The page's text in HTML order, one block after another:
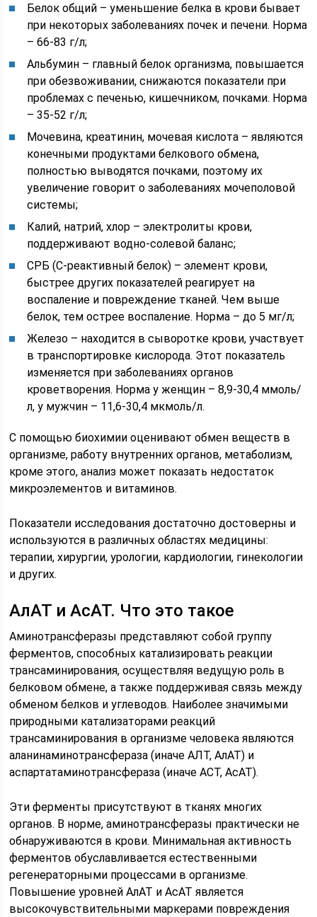
Белок общий – уменьшение белка в крови бывает
при некоторых заболеваниях почек и печени. Норма
– 66-83 г/л;
Альбумин – главный белок организма, повышается
при обезвоживании, снижаются показатели при
проблемах с печенью, кишечником, почками. Норма
– 35-52 г/л;
Мочевина, креатинин, мочевая кислота – являются
конечными продуктами белкового обмена,
полностью выводятся почками, поэтому их
увеличение говорит о заболеваниях мочеполовой
системы;
Калий, натрий, хлор – электролиты крови,
поддерживают водно-солевой баланс;
СРБ (С-реактивный белок) – элемент крови,
быстрее других показателей реагирует на
воспаление и повреждение тканей. Чем выше
белок, тем острее воспаление. Норма – до 5 мг/л;
Железо – находится в сыворотке крови, участвует
в транспортировке кислорода. Этот показатель
изменяется при заболеваниях органов
кроветворения. Норма у женщин – 8,9-30,4 ммоль/
л, у мужчин – 11,6-30,4 мкмоль/л.
С помощью биохимии оценивают обмен веществ в
организме, работу внутренних органов, метаболизм,
кроме этого, анализ может показать недостаток
микроэлементов и витаминов.
Показатели исследования достаточно достоверны и
используются в различных областях медицины:
терапии, хирургии, урологии, кардиологии, гинекологии
и других.
АлАТ и АсАТ. Что это такое
Аминотрансферазы представляют собой группу
ферментов, способных катализировать реакции
трансаминирования, осуществляя ведущую роль в
белковом обмене, а также поддерживая связь между
обменом белков и углеводов. Наиболее значимыми
природными катализаторами реакций
трансаминирования в организме человека являются
аланинаминотрансфераза (иначе АЛТ, АлАТ) и
аспартатаминотрансфераза (иначе АСТ, АсАТ).
Эти ферменты присутствуют в тканях многих
органов. В норме, аминотрансферазы практически не
обнаруживаются в крови. Минимальная активность
ферментов обуславливается естественными
регенераторными процессами в организме.
Повышение уровней АлАТ и АсАТ является
высокочувствительными маркерами повреждения